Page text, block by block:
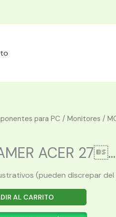
para PC / Monitores /
ACER 27...
(pueden discrepar
AL CARRITO